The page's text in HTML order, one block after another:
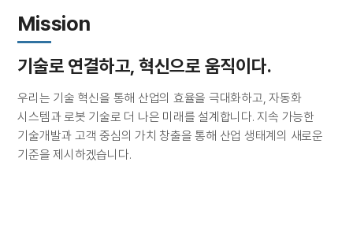
Mission
기술로 연결하고, 혁신으로 움직이다.
우리는 기술 혁신을 통해 산업의 효율을 극대화하고, 자동화
시스템과 로봇 기술로 더 나은 미래를 설계합니다. 지속 가능한
기술개발과 고객 중심의 가치 창출을 통해 산업 생태계의 새로운
기준을 제시하겠습니다.